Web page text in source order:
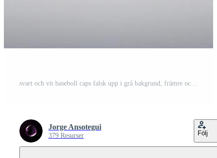
Jorge Ansotegui
379 Resurser Följ